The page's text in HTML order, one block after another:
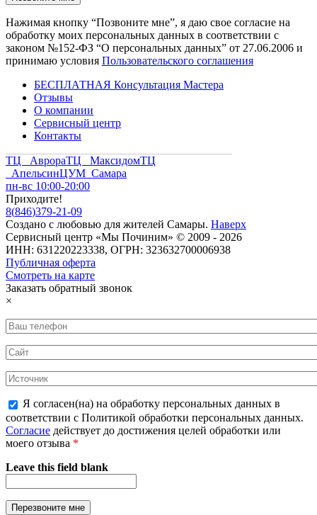
Нажимая кнопку “Позвоните мне”, я даю свое согласие на
обработку моих персональных данных в соответствии с
законом №152-ФЗ “О персональных данных” от 27.06.2006 и
принимаю условия Пользовательского соглашения
БЕСПЛАТНАЯ Консультация Мастера
Отзывы
О компании
Сервисный центр
Контакты
ТЦ АврораТЦ МаксидомТЦ
АпельсинЦУМ Самара
пн-вс 10:00-20:00
Приходите!
8(846)379-21-09
Создано с любовью для жителей Самары. Наверх
Сервисный центр «Мы Починим» © 2009 - 2026
ИНН: 631220223338, ОГРН: 323632700006938
Публичная оферта
Смотреть на карте
Заказать обратный звонок
×
Я согласен(на) на обработку персональных данных в
соответствии с Политикой обработки персональных данных.
Согласие действует до достижения целей обработки или
моего отзыва *
Leave this field blank